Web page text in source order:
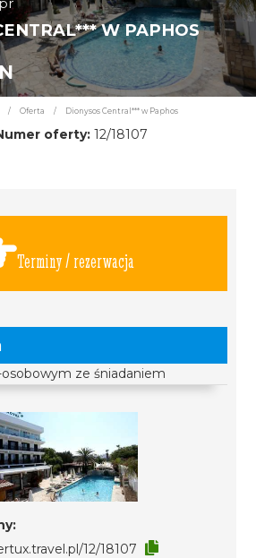
W PAPHOS
/ Oferta / Dionysos Central*** w Paphos
oferty:12/18107
Terminy / rezerwacja
ze śniadaniem
12/18107